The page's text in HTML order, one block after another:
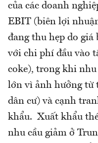
của các doanh
EBIT (biên lợi
đang thu hẹp do giá
với chi phí đầu vào
coke), trong khi
lớn vì ảnh hưởng từ
dân cư) và cạnh
khẩu. Xuất khẩu
nhu cầu giảm ở